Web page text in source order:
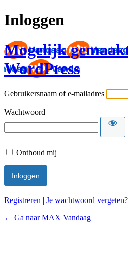
Inloggen
Mogelijk
WordPress
Gebruikersnaam of e-mailadres
Wachtwoord
Onthoud mij
Registreren | Je wachtwoord vergeten?
← Ga naar MAX Vandaag